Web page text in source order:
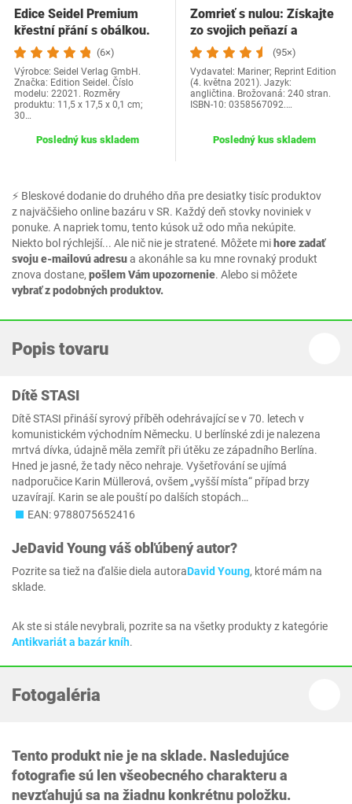
⚡ Bleskové dodanie do druhého dňa pre desiatky tisíc produktov
z najväčšieho online bazáru v SR. Každý deň stovky noviniek v
ponuke. A napriek tomu, tento kúsok už odo mňa nekúpite.
Niekto bol rýchlejší... Ale nič nie je stratené. Môžete mihore zadať
svoju e-mailovú adresua akonáhle sa ku mne rovnaký produkt
znova dostane, pošlem Vám upozornenie. Alebo si môžete
vybrať z podobných produktov.
Edice Seidel Premium
křestní přání s obálkou.
Přání ke křtu…(6×)
Výrobce: Seidel Verlag GmbH.
Značka: Edition Seidel. Číslo
modelu: 22021. Rozměry
produktu: 11,5 x 17,5 x 0,1 cm;
30…
Posledný kus skladem
Zomrieť s nulou: Získajte
zo svojich peňazí a
života…
(95×)
Vydavatel: Mariner; Reprint Edition
(4. května 2021). Jazyk:
angličtina. Brožovaná: 240 stran.
ISBN-10: 0358567092.…
Posledný kus skladem
Popis tovaru
Dítě STASI
Dítě STASI přináší syrový příběh odehrávající se v 70. letech v
komunistickém východním Německu. U berlínské zdi je nalezena
mrtvá dívka, údajně měla zemřít při útěku ze západního Berlína.
Hned je jasné, že tady něco nehraje. Vyšetřování se ujímá
nadporučice Karin Müllerová, ovšem „vyšší místa“ případ brzy
uzavírají. Karin se ale pouští po dalších stopách…
EAN: 9788075652416
JeDavid Youngváš obľúbený autor?
Pozrite sa tiež na ďalšie diela autoraDavid Young, ktoré mám na
sklade.
Ak ste si stále nevybrali, pozrite sa na všetky produkty z kategórie
Antikvariát a bazár kníh.
Fotogaléria
Tento produkt nie je na sklade. Nasledujúce
fotografie sú len všeobecného charakteru a
nevzťahujú sa na žiadnu konkrétnu položku.